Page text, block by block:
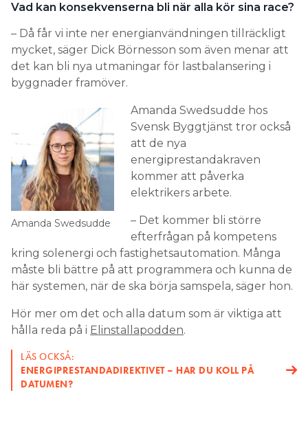
Vad kan konsekvenserna bli när alla kör sina race?
– Då får vi inte ner energianvändningen tillräckligt
mycket, säger Dick Börnesson som även menar att
det kan bli nya utmaningar för lastbalansering i
byggnader framöver.
Amanda Swedsudde
Amanda Swedsudde hos
Svensk Byggtjänst tror också
att de nya
energiprestandakraven
kommer att påverka
elektrikers arbete.
– Det kommer bli större
efterfrågan på kompetens
kring solenergi och fastighetsautomation. Många
måste bli bättre på att programmera och kunna de
här systemen, när de ska börja samspela, säger hon.
Hör mer om det och alla datum som är viktiga att
hålla reda på i Elinstallapodden.
LÄS OCKSÅ:
ENERGIPRESTANDADIREKTIVET – HAR DU KOLL PÅ
DATUMEN?